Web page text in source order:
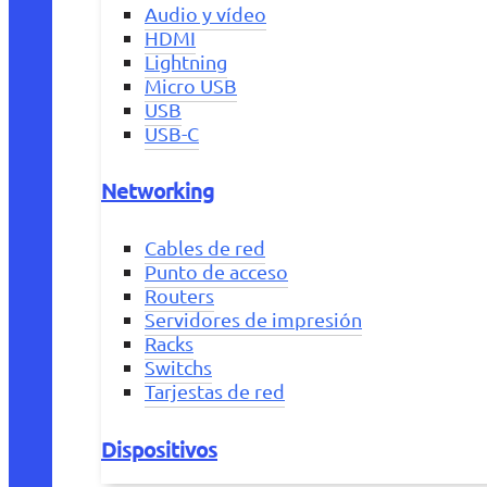
Audio y vídeo
HDMI
Lightning
Micro USB
USB
USB-C
Networking
Cables de red
Punto de acceso
Routers
Servidores de impresión
Racks
Switchs
Tarjestas de red
Dispositivos